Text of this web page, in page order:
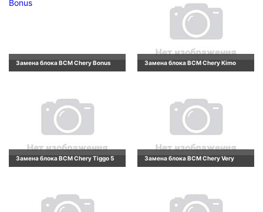
Замена блока BCM Chery Bonus Замена блока BCM Chery Kimo
Замена блока BCM Chery Tiggo 5 Замена блока BCM Chery Very